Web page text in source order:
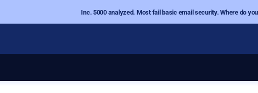
Inc. 5000 analyzed. Most fail basic email security. Where do